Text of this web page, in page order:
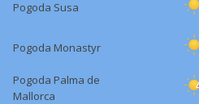
Pogoda Susa
Pogoda Monastyr
Pogoda Palma de
Mallorca